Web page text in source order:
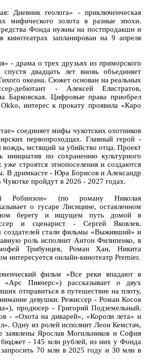
Дневник геолога» - приключенческая
мифического золота в разные эпохи.
Фонда нужны на постпродакшн и
кинотеатрах запланирован на 9 апреля
- драма о трех друзьях из приморского
спустя двадцать лет вновь объединяет
океана. Сюжет основан на реальных
дебютант - Алексей Елистратов,
Барковская. Цифровые права приобрел
Okko, интерес к прокату проявила «Каро
соединяет мифы чукотских охотников
первопроходцах. Главный герой -
мстящий за убийство отца. Проект
инициатив по сохранению культурного
уже строятся этнопоселения и создаются
В дримкасте - Юра Борисов и Александр
пройдут в 2026 - 2027 годах.
Робинзон» (по роману Николая
о гусаре Лисицине, оставленном
берегу и ищущем путь домой в
и сценарист - Сергей Яковлев.
создателей стали фильмы «Выживший» и
роль исполнит Антон Филипенко, в
Трибунцев, Роман Хан, Никита
интересуется онлайн-кинотеатр Premier.
фильм «Все реки впадают в
«Арс Пикчерс») рассказывает о двух
отправиться в путешествие на плоту,
девушки. Режиссер - Роман Косов
продюсер - Григорий Подземельный.
- «Охота на дикарей», «Короли лета» и
Одну из ролей исполнит Леон Кемстач,
заявлены Ярослав Могильников и София
- 145 млн рублей, из них у Фонда
запросить 70 млн в 2025 году и 30 млн в